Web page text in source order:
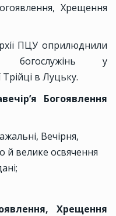
Хрещення
ПЦУ оприлюднили
богослужінь у
в Луцьку.
Богоявлення
Вечірня,
й велике освячення
Хрещення